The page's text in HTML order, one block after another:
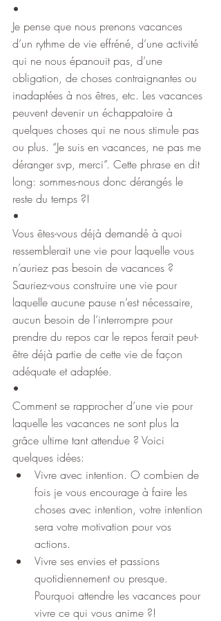
•
Je pense que nous prenons vacances
d’un rythme de vie effréné, d’une activité
qui ne nous épanouit pas, d’une
obligation, de choses contraignantes ou
inadaptées à nos êtres, etc. Les vacances
peuvent devenir un échappatoire à
quelques choses qui ne nous stimule pas
ou plus. “Je suis en vacances, ne pas me
déranger svp, merci”. Cette phrase en dit
long: sommes-nous donc dérangés le
reste du temps ?!
•
Vous êtes-vous déjà demandé à quoi
ressemblerait une vie pour laquelle vous
n’auriez pas besoin de vacances ?
Sauriez-vous construire une vie pour
laquelle aucune pause n’est nécessaire,
aucun besoin de l’interrompre pour
prendre du repos car le repos ferait peut-
être déjà partie de cette vie de façon
adéquate et adaptée.
•
Comment se rapprocher d’une vie pour
laquelle les vacances ne sont plus la
grâce ultime tant attendue ? Voici
quelques idées:
Vivre avec intention. O combien de
fois je vous encourage à faire les
choses avec intention, votre intention
sera votre motivation pour vos
actions.
Vivre ses envies et passions
quotidiennement ou presque.
Pourquoi attendre les vacances pour
vivre ce qui vous anime ?!